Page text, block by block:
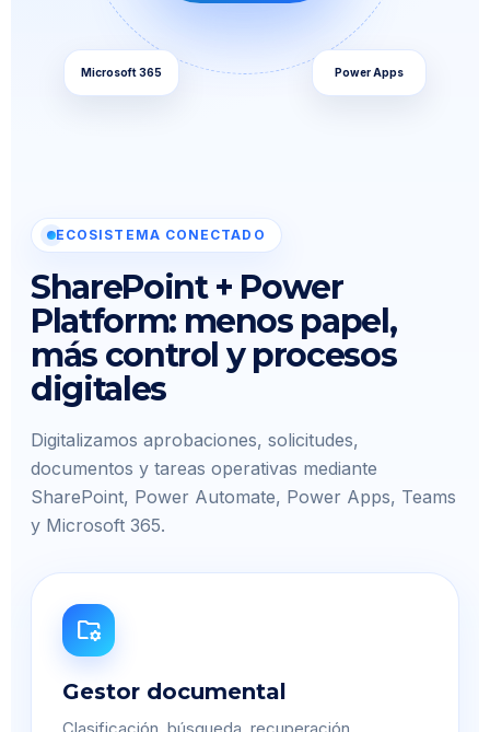
Power Apps
Microsoft 365
ECOSISTEMA CONECTADO
SharePoint + Power
Platform: menos papel,
más control y procesos
digitales
Digitalizamos aprobaciones, solicitudes,
documentos y tareas operativas mediante
SharePoint, Power Automate, Power Apps, Teams
y Microsoft 365.
folder_managed
Gestor documental
Clasificación, búsqueda, recuperación,